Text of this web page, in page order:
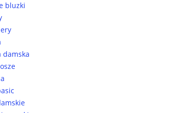
bluzki
damska